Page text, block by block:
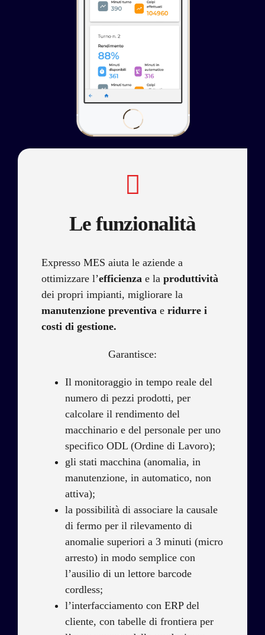
Le funzionalità
Expresso MES aiuta le aziende a
ottimizzare l’efficienzae la produttività
dei propri impianti, migliorare la
manutenzione preventivae ridurre i
costi di gestione.
Garantisce:
Il monitoraggio in tempo reale del
numero di pezzi prodotti, per
calcolare il rendimento del
macchinario e del personale per uno
specifico ODL (Ordine di Lavoro);
gli stati macchina (anomalia, in
manutenzione, in automatico, non
attiva);
la possibilità di associare la causale
di fermo per il rilevamento di
anomalie superiori a 3 minuti (micro
arresto) in modo semplice con
l’ausilio di un lettore barcode
cordless;
l’interfacciamento con ERP del
cliente, con tabelle di frontiera per